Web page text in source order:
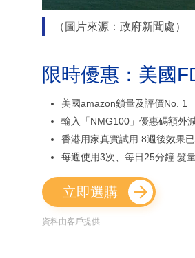
（圖片來源：政府新聞處）
限時優惠：美國
美國amazon鎖量及評價No. 1
輸入「NMG100」優惠碼額外
香港用家真實試用 8週後效果
每週使用3次、每日25分鐘 髮
立即選購
資料由客戶提供